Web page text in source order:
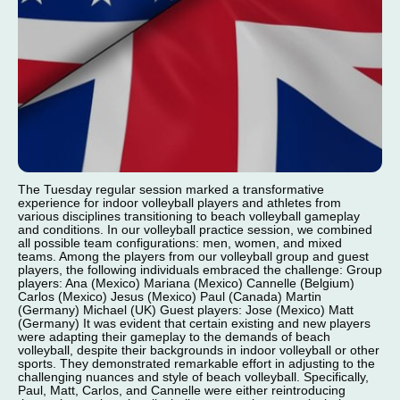
The Tuesday regular session marked a transformative
experience for indoor volleyball players and athletes from
various disciplines transitioning to beach volleyball gameplay
and conditions. In our volleyball practice session, we combined
all possible team configurations: men, women, and mixed
teams. Among the players from our volleyball group and guest
players, the following individuals embraced the challenge: Group
players: Ana (Mexico) Mariana (Mexico) Cannelle (Belgium)
Carlos (Mexico) Jesus (Mexico) Paul (Canada) Martin
(Germany) Michael (UK) Guest players: Jose (Mexico) Matt
(Germany) It was evident that certain existing and new players
were adapting their gameplay to the demands of beach
volleyball, despite their backgrounds in indoor volleyball or other
sports. They demonstrated remarkable effort in adjusting to the
challenging nuances and style of beach volleyball. Specifically,
Paul, Matt, Carlos, and Cannelle were either reintroducing